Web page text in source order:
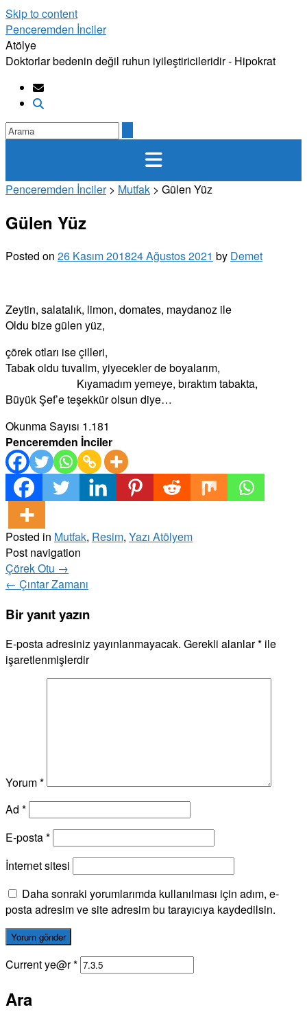
Skip to content
Penceremden İnciler
Atölye
Doktorlar bedenin değil ruhun iyileştiricileridir - Hipokrat
Penceremden İnciler> Mutfak > Gülen Yüz
Gülen Yüz
Posted on 26 Kasım 201824 Ağustos 2021 by Demet
Zeytin, salatalık, limon, domates, maydanoz ile
Oldu bize gülen yüz,
çörek otları ise çilleri,
Tabak oldu tuvalim, yiyecekler de boyalarım,
Kıyamadım yemeye, bıraktım tabakta,
Büyük Şef’e teşekkür olsun diye…
Okunma Sayısı 1.181
Penceremden İnciler
Posted in Mutfak, Resim, Yazı Atölyem
Post navigation
Çörek Otu →
← Çıntar Zamanı
Bir yanıt yazın
E-posta adresiniz yayınlanmayacak. Gerekli alanlar* ile
işaretlenmişlerdir
Yorum*
Ad *
E-posta*
İnternet sitesi
Daha sonraki yorumlarımda kullanılması için adım, e-
posta adresim ve site adresim bu tarayıcıya kaydedilsin.
Current ye@r*
Ara